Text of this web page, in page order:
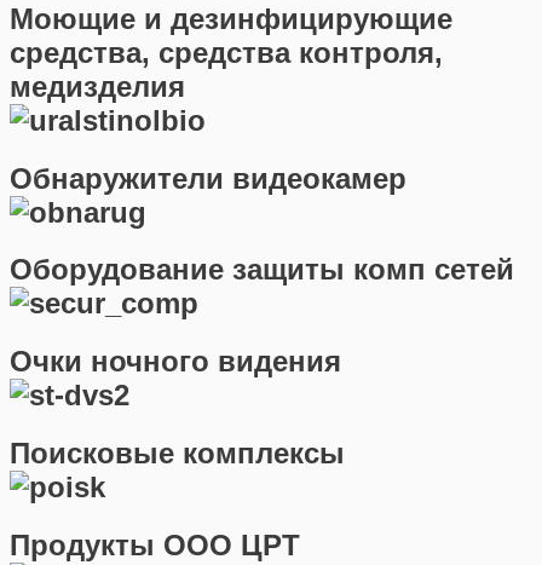
Моющие и дезинфицирующие
средства, средства контроля,
медизделия
Обнаружители видеокамер
Оборудование защиты комп сетей
Очки ночного видения
Поисковые комплексы
Продукты ООО ЦРТ